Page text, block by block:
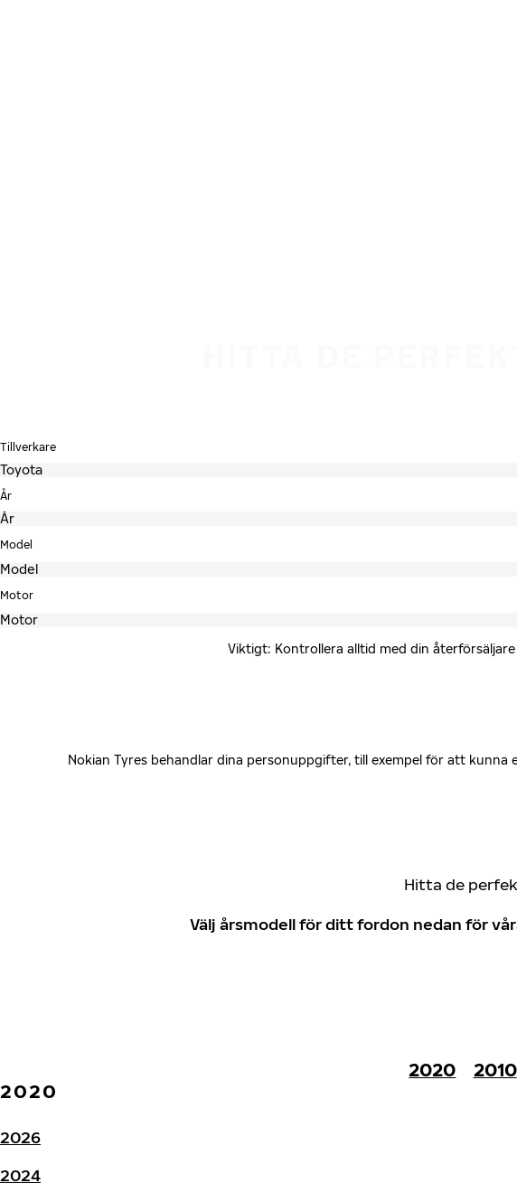
Tillverkare
År
Model
Motor
Viktigt: Kontrollera alltid med din
Nokian Tyres behandlar dina personuppgifter, till exempel för att
Hitta de
Välj årsmodell för ditt fordon nedan för
2020 2010
2020
2026
2024